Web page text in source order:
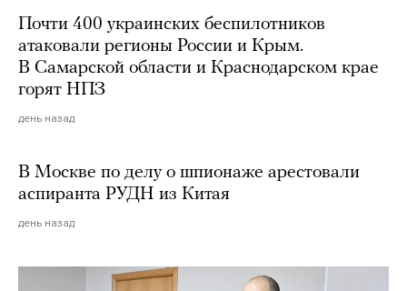
Почти 400 украинских беспилотников
атаковали регионы России и Крым.
В Самарской области и Краснодарском крае
горят НПЗ
день назад
В Москве по делу о шпионаже арестовали
аспиранта РУДН из Китая
день назад